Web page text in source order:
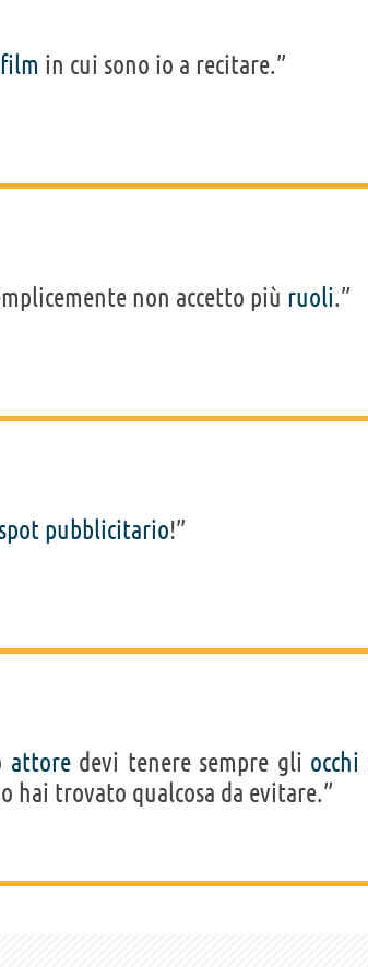
film in cui sono io a recitare.”
non accetto più ruoli.”
spot pubblicitario!”
attoredevi tenere sempre gli occhi
hai trovato qualcosa da evitare.”